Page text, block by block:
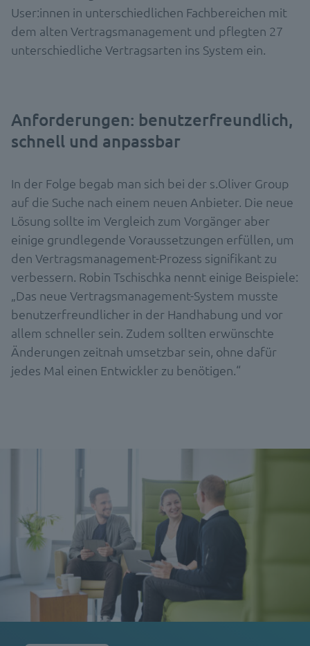
User:innen in unterschiedlichen Fachbereichen mit
dem alten Vertragsmanagement und pflegten 27
unterschiedliche Vertragsarten ins System ein.
Anforderungen: benutzerfreundlich,
schnell und anpassbar
In der Folge begab man sich bei der s.Oliver Group
auf die Suche nach einem neuen Anbieter. Die neue
Lösung sollte im Vergleich zum Vorgänger aber
einige grundlegende Voraussetzungen erfüllen, um
den Vertragsmanagement-Prozess signifikant zu
verbessern. Robin Tschischka nennt einige Beispiele:
„Das neue Vertragsmanagement-System musste
benutzerfreundlicher in der Handhabung und vor
allem schneller sein. Zudem sollten erwünschte
Änderungen zeitnah umsetzbar sein, ohne dafür
jedes Mal einen Entwickler zu benötigen.“